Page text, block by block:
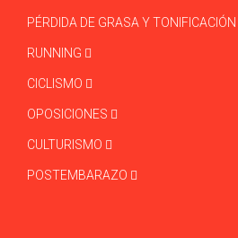
PÉRDIDA DE GRASA Y TONIFICACIÓN
RUNNING
CICLISMO
OPOSICIONES
CULTURISMO
POSTEMBARAZO